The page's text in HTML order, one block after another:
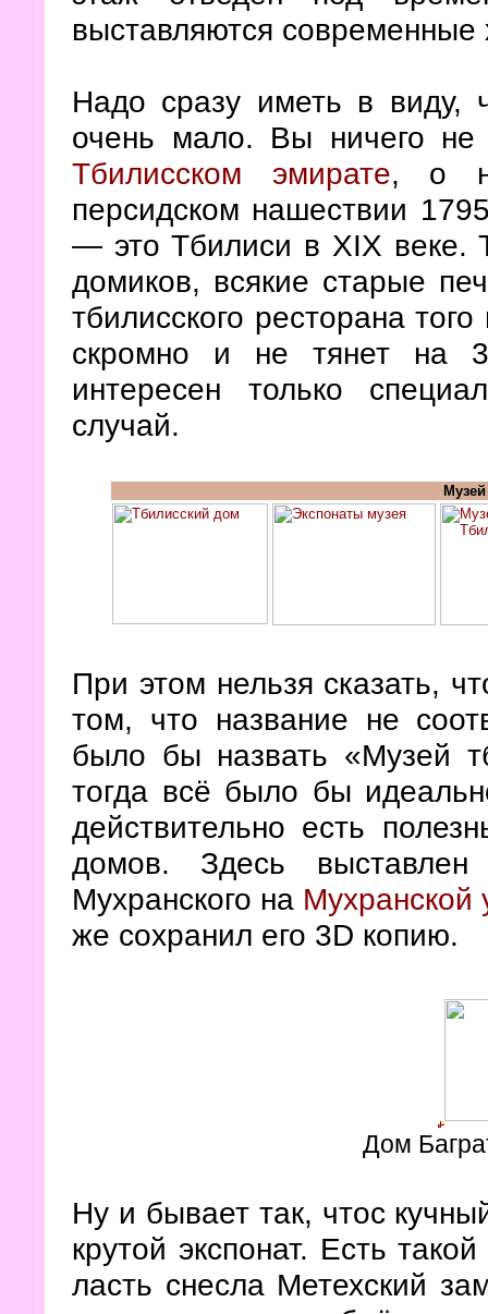
выставляются современные
Надо сразу иметь в виду,
очень мало. Вы ничего не
Тбилисском эмирате, о
персидском нашествии
— это Тбилиси в XIX веке.
домиков, всякие старые
тбилисского ресторана
скромно и не тянет на
интересен только
случай.
При этом нельзя сказать,
том, что название не
было бы назвать «Музей
тогда всё было бы
действительно есть
домов. Здесь
Мухранского на Мухранской
же сохранил его 3D копию.
Дом
Ну и бывает так, чтос
крутой экспонат. Есть
ласть снесла Метехский